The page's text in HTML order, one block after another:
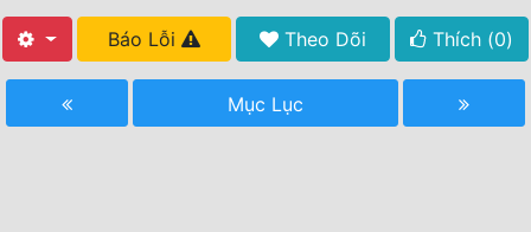
Tất Cả
Hoàn Thành
Báo Lỗi Theo Dõi Thích (0)
Mục Lục